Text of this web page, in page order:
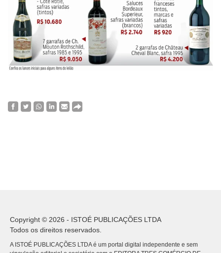
Copyright © 2026 - ISTOÉ PUBLICAÇÕES LTDA
Todos os direitos reservados.
A ISTOÉ PUBLICAÇÕES LTDA é um portal digital independente e sem